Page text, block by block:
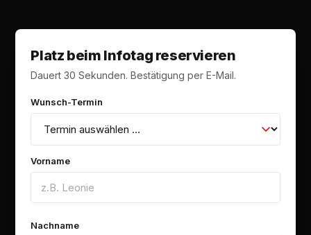
Platz beim Infotag reservieren
Dauert 30 Sekunden. Bestätigung per E-Mail.
Wunsch-Termin
Vorname
Nachname